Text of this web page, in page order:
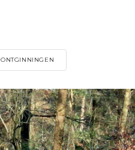
ONTGINNINGEN